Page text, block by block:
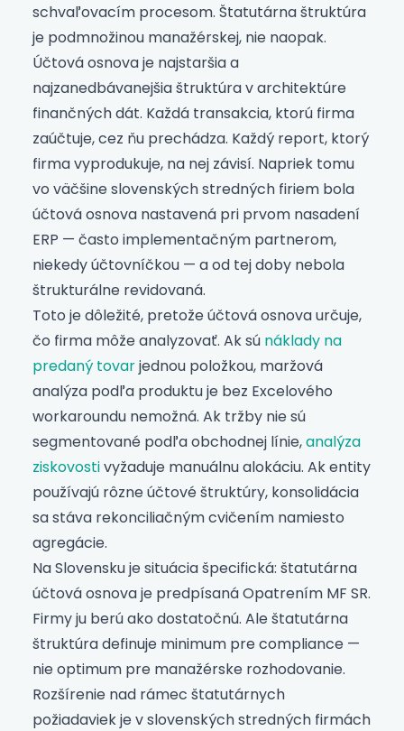
schvaľovacím procesom. Štatutárna štruktúra
je podmnožinou manažérskej, nie naopak.
Účtová osnova je najstaršia a
najzanedbávanejšia štruktúra v architektúre
finančných dát. Každá transakcia, ktorú firma
zaúčtuje, cez ňu prechádza. Každý report, ktorý
firma vyprodukuje, na nej závisí. Napriek tomu
vo väčšine slovenských stredných firiem bola
účtová osnova nastavená pri prvom nasadení
ERP — často implementačným partnerom,
niekedy účtovníčkou — a od tej doby nebola
štrukturálne revidovaná.
Toto je dôležité, pretože účtová osnova určuje,
čo firma môže analyzovať. Ak sú náklady na
predaný tovarjednou položkou, maržová
analýza podľa produktu je bez Excelového
workaroundu nemožná. Ak tržby nie sú
segmentované podľa obchodnej línie,analýza
ziskovostivyžaduje manuálnu alokáciu. Ak entity
používajú rôzne účtové štruktúry, konsolidácia
sa stáva rekonciliačným cvičením namiesto
agregácie.
Na Slovensku je situácia špecifická: štatutárna
účtová osnova je predpísaná Opatrením MF SR.
Firmy ju berú ako dostatočnú. Ale štatutárna
štruktúra definuje minimum pre compliance —
nie optimum pre manažérske rozhodovanie.
Rozšírenie nad rámec štatutárnych
požiadaviek je v slovenských stredných firmách